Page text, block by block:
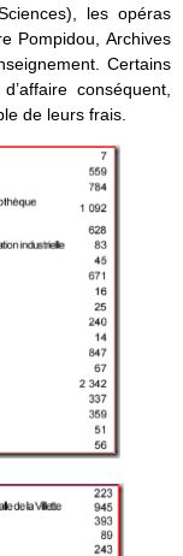
les opéras
Pompidou, Archives
Certains
conséquent,
de leurs frais.